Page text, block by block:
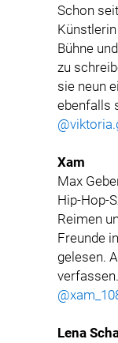
Schon
Bühne
zu
sie neun
ebenfalls
Xam
Max
Hip-Hop-
Reimen
Freunde
gelesen.
Lena